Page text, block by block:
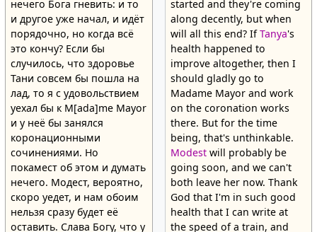
нечего Бога гневить: и то
и другое уже начал, и идёт
порядочно, но когда всё
это кончу? Если бы
случилось, что здоровье
Тани совсем бы пошла на
лад, то я с удовольствием
уехал бы к M[ada]me Mayor
и у неё бы занялся
коронационными
сочинениями. Но
покамест об этом и думать
нечего. Модест, вероятно,
скоро уедет, и нам обоим
нельзя сразу будет её
оставить. Слава Богу, что у
started and they're coming
along decently, but when
will all this end? IfTanya's
health happened to
improve altogether, then I
should gladly go to
Madame Mayor and work
on the coronation works
there. But for the time
being, that's unthinkable.
Modestwill probably be
going soon, and we can't
both leave her now. Thank
God that I'm in such good
health that I can write at
the speed of a train, and